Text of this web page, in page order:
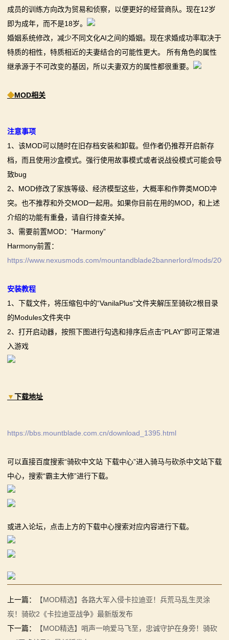
成员的训练方向改为贸易和侦察，以便更好的经营商队。现在12岁
即为成年，而不是18岁。
婚姻系统修改，减少不同文化AI之间的婚姻。现在求婚成功率取决于
特质的相性，特质相近的夫妻结合的可能性更大。 所有角色的属性
继承源于不可改变的基因，所以夫妻双方的属性都很重要。
◆MOD相关
注意事项
1、该MOD可以随时在旧存档安装和卸载。但作者仍推荐开启新存
档，而且使用沙盒模式。强行使用故事模式或者说战役模式可能会导
致bug
2、MOD修改了家族等级、经济模型这些，大概率和作弊类MOD冲
突。也不推荐和外交MOD一起用。如果你目前在用的MOD，和上述
介绍的功能有重叠，请自行排查关掉。
3、需要前置MOD：”Harmony”
Harmony前置：
https://www.nexusmods.com/mountandblade2bannerlord/mods/2006
安装教程
1、下载文件，将压缩包中的“VanilaPlus”文件夹解压至骑砍2根目录
的Modules文件夹中
2、打开启动器，按照下图进行勾选和排序后点击“PLAY”即可正常进
入游戏
▼下载地址
https://bbs.mountblade.com.cn/download_1395.html
可以直接百度搜索“骑砍中文站 下载中心”进入骑马与砍杀中文站下载
中心，搜索“霸主大修”进行下载。
或进入论坛，点击上方的下载中心搜索对应内容进行下载。
上一篇：
【MOD精选】各路大军入侵卡拉迪亚！兵荒马乱生灵涂
炭！骑砍2《卡拉迪亚战争》最新版发布
下一篇：
【MOD精选】哨声一响爱马飞至，忠诚守护在身旁！骑砍